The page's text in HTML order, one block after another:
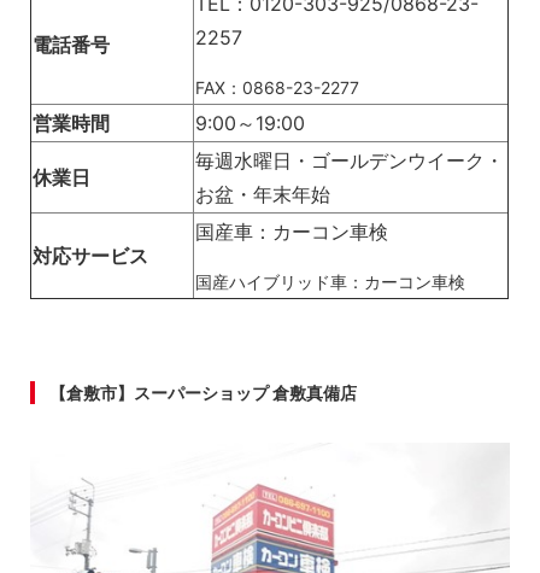
電話番号
2257
FAX：0868-23-2277
営業時間 9:00～19:00
休業日
毎週水曜日・ゴールデンウイーク・
お盆・年末年始
対応サービス
国産車：カーコン車検
国産ハイブリッド車：カーコン車検
【倉敷市】スーパーショップ 倉敷真備店